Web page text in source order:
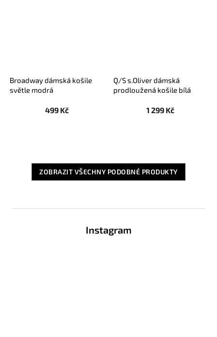
Broadway dámská košile
světle modrá
499 Kč
Q/S s.Oliver dámská
prodloužená košile bílá
1 299 Kč
ZOBRAZIT VŠECHNY PODOBNÉ PRODUKTY
Instagram